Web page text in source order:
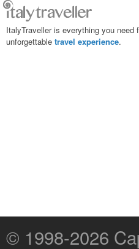
ItalyTraveller is everything you need
unforgettable travel experience.
© 1998-2026